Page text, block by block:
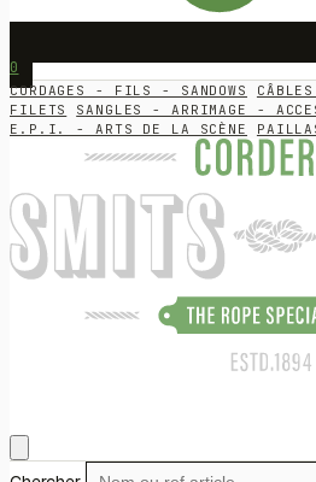
0
CORDAGES - FILS - SANDOWS
FILETS
SANGLES - ARRIMAGE -
E.P.I. - ARTS DE LA SCÈNE